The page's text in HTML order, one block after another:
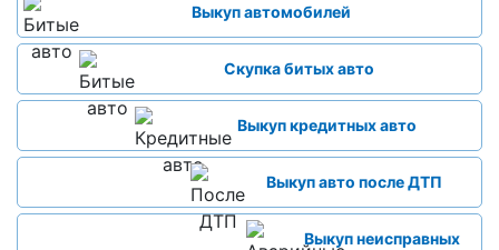
Выкуп автомобилей
Скупка битых авто
Выкуп кредитных авто
Выкуп авто после ДТП
Выкуп неисправных